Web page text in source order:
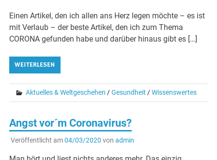
Einen Artikel, den ich allen ans Herz legen möchte – es ist
mit Verlaub – der beste Artikel, den ich zum Thema
CORONA gefunden habe und darüber hinaus gibt es […]
WEITERLESEN
Aktuelles & Weltgeschehen /Gesundheit /Wissenswertes
Angst vor´m Coronavirus?
Veröffentlicht am04/03/2020 von admin